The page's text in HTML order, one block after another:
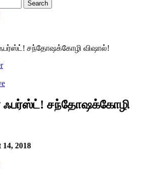
ஃபர்ஸ்ட்! சந்தோஷக்கோழி விஷால்!
ஃபர்ஸ்ட்! சந்தோஷக்கோழி
14, 2018